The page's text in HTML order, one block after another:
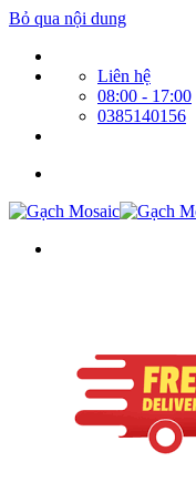
Bỏ qua nội dung
Liên hệ
08:00 - 17:00
0385140156